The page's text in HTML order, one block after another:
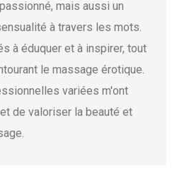
mais aussi un
à travers les mots.
à éduquer et à inspirer, tout
le massage érotique.
variées m'ont
de valoriser la beauté et